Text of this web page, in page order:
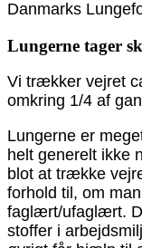
Danmarks
Lungerne tager
Vi trækker vejret
omkring 1/4 af
Lungerne er
helt generelt ikke
blot at trække
forhold til, om
faglært/ufaglært.
stoffer i